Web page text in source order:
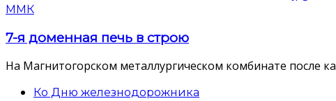
ММК
7-я доменная печь в строю
На Магнитогорском металлургическом комбинате после
Ко Дню железнодорожника